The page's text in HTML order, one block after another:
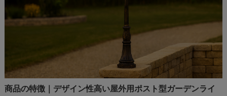
商品の特徴｜デザイン性高い屋外用ポスト型ガーデンライ